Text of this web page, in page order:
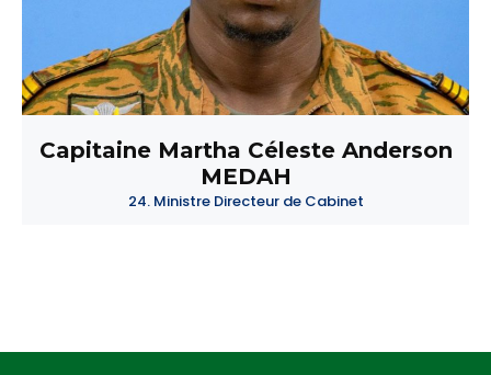
Capitaine Martha Céleste Anderson
MEDAH
24. Ministre Directeur de Cabinet